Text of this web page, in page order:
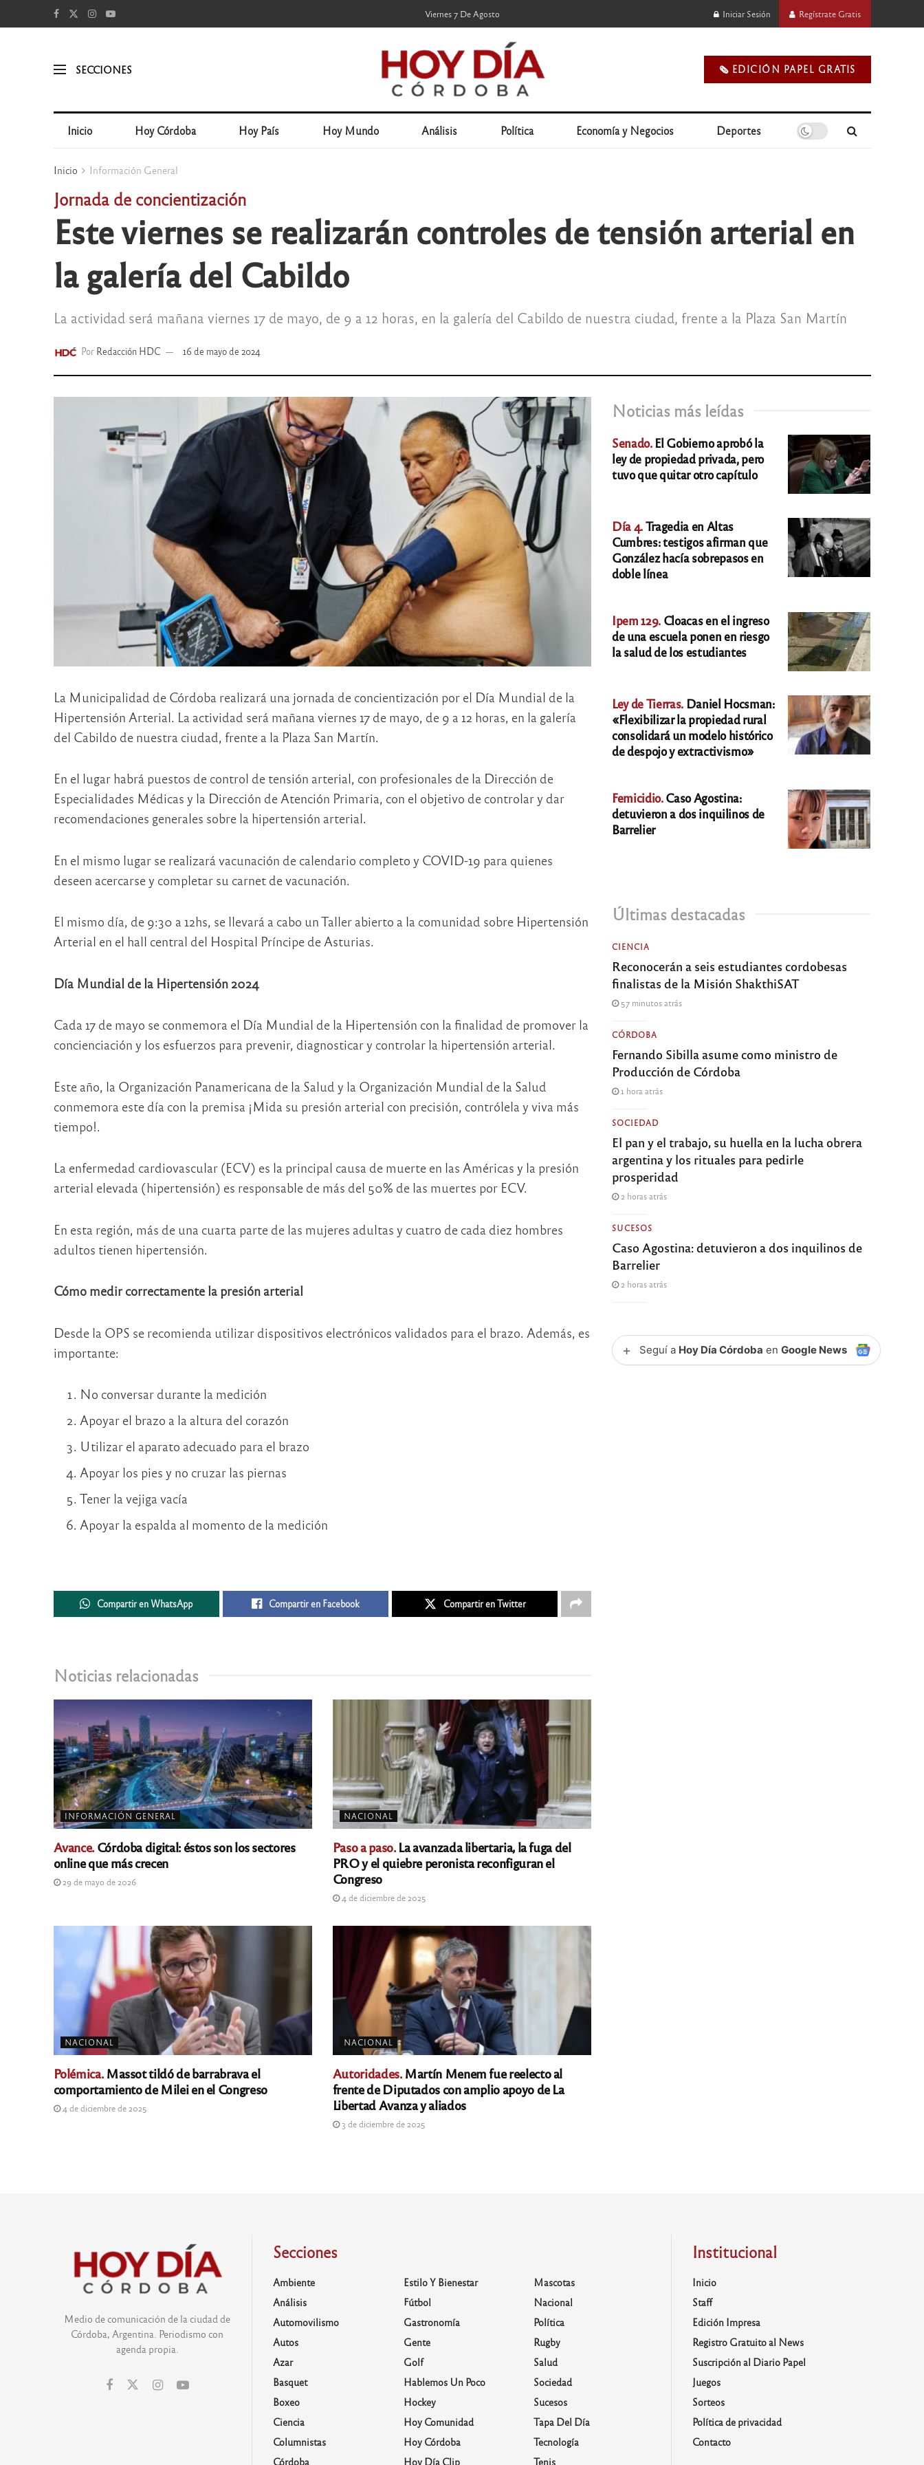
Viernes 7 De Agosto Iniciar Sesión Regístrate Gratis
SECCIONES 🗞️ EDICIÓN PAPEL GRATIS
Inicio Hoy Córdoba Hoy País Hoy Mundo Análisis Política Economía y Negocios Deportes
Inicio Información General
Jornada de concientización
Este viernes se realizarán controles de tensión arterial en
la galería del Cabildo
La actividad será mañana viernes 17 de mayo, de 9 a 12 horas, en la galería del Cabildo de nuestra ciudad, frente a la Plaza San Martín
Por Redacción HDC 16 de mayo de 2024
La Municipalidad de Córdoba realizará una jornada de concientización por el Día Mundial de la
Hipertensión Arterial. La actividad será mañana viernes 17 de mayo, de 9 a 12 horas, en la galería
del Cabildo de nuestra ciudad, frente a la Plaza San Martín.
En el lugar habrá puestos de control de tensión arterial, con profesionales de la Dirección de
Especialidades Médicas y la Dirección de Atención Primaria, con el objetivo de controlar y dar
recomendaciones generales sobre la hipertensión arterial.
En el mismo lugar se realizará vacunación de calendario completo y COVID-19 para quienes
deseen acercarse y completar su carnet de vacunación.
El mismo día, de 9:30 a 12hs, se llevará a cabo un Taller abierto a la comunidad sobre Hipertensión
Arterial en el hall central del Hospital Príncipe de Asturias.
Día Mundial de la Hipertensión 2024
Cada 17 de mayo se conmemora el Día Mundial de la Hipertensión con la finalidad de promover la
concienciación y los esfuerzos para prevenir, diagnosticar y controlar la hipertensión arterial.
Este año, la Organización Panamericana de la Salud y la Organización Mundial de la Salud
conmemora este día con la premisa ¡Mida su presión arterial con precisión, contrólela y viva más
tiempo!.
La enfermedad cardiovascular (ECV) es la principal causa de muerte en las Américas y la presión
arterial elevada (hipertensión) es responsable de más del 50% de las muertes por ECV.
En esta región, más de una cuarta parte de las mujeres adultas y cuatro de cada diez hombres
adultos tienen hipertensión.
Cómo medir correctamente la presión arterial
Desde la OPS se recomienda utilizar dispositivos electrónicos validados para el brazo. Además, es
importante:
No conversar durante la medición
Apoyar el brazo a la altura del corazón
Utilizar el aparato adecuado para el brazo
Apoyar los pies y no cruzar las piernas
Tener la vejiga vacía
Apoyar la espalda al momento de la medición
Compartir en WhatsApp Compartir en Facebook Compartir en Twitter
Noticias relacionadas
INFORMACIÓN GENERAL
Avance.Córdoba digital: éstos son los sectores
online que más crecen
29 de mayo de 2026
NACIONAL
Paso a paso.La avanzada libertaria, la fuga del
PRO y el quiebre peronista reconfiguran el
Congreso
4 de diciembre de 2025
NACIONAL
Polémica.Massot tildó de barrabrava el
comportamiento de Milei en el Congreso
4 de diciembre de 2025
NACIONAL
Autoridades.Martín Menem fue reelecto al
frente de Diputados con amplio apoyo de La
Libertad Avanza y aliados
3 de diciembre de 2025
Noticias más leídas
Senado.El Gobierno aprobó la
ley de propiedad privada, pero
tuvo que quitar otro capítulo
Día 4.Tragedia en Altas
Cumbres: testigos afirman que
González hacía sobrepasos en
doble línea
Ipem 129. Cloacas en el ingreso
de una escuela ponen en riesgo
la salud de los estudiantes
Ley de Tierras. Daniel Hocsman:
«Flexibilizar la propiedad rural
consolidará un modelo histórico
de despojo y extractivismo»
Femicidio.Caso Agostina:
detuvieron a dos inquilinos de
Barrelier
Últimas destacadas
CIENCIA
Reconocerán a seis estudiantes cordobesas
finalistas de la Misión ShakthiSAT
57 minutos atrás
CÓRDOBA
Fernando Sibilla asume como ministro de
Producción de Córdoba
1 hora atrás
SOCIEDAD
El pan y el trabajo, su huella en la lucha obrera
argentina y los rituales para pedirle
prosperidad
2 horas atrás
SUCESOS
Caso Agostina: detuvieron a dos inquilinos de
Barrelier
2 horas atrás
+ Seguí a Hoy Día Córdoba enGoogle News
Medio de comunicación de la ciudad de
Córdoba, Argentina. Periodismo con
agenda propia.
Secciones
Ambiente
Análisis
Automovilismo
Autos
Azar
Basquet
Boxeo
Ciencia
Columnistas
Córdoba
Estilo Y Bienestar
Fútbol
Gastronomía
Gente
Golf
Hablemos Un Poco
Hockey
Hoy Comunidad
Hoy Córdoba
Hoy Día Clip
Mascotas
Nacional
Política
Rugby
Salud
Sociedad
Sucesos
Tapa Del Día
Tecnología
Tenis
Institucional
Inicio
Staff
Edición Impresa
Registro Gratuito al News
Suscripción al Diario Papel
Juegos
Sorteos
Política de privacidad
Contacto